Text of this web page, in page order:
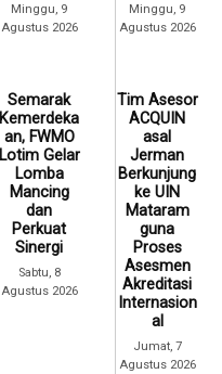
Minggu, 9
Agustus 2026
Minggu, 9
Agustus 2026
Semarak
Kemerdeka
an, FWMO
Lotim Gelar
Lomba
Mancing
dan
Perkuat
Sinergi
Sabtu, 8
Agustus 2026
Tim Asesor
ACQUIN
asal
Jerman
Berkunjung
ke UIN
Mataram
guna
Proses
Asesmen
Akreditasi
Internasion
al
Jumat, 7
Agustus 2026